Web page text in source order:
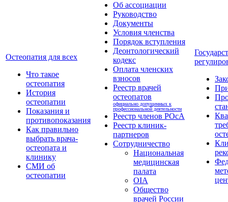
Остеопатия для всех
Что такое
остеопатия
История
остеопатии
Показания и
противопоказания
Как правильно
выбрать врача-
остеопата и
клинику
СМИ об
остеопатии
Об ассоциации
Руководство
Документы
Условия членства
Порядок вступления
Деонтологический
кодекс
Оплата членских
взносов
Реестр врачей
остеопатов
официально допущенных к
профессиональной деятельности
Реестр членов РОсА
Реестр клиник-
партнеров
Сотрудничество
Национальная
медицинская
палата
OIA
Общество
врачей России